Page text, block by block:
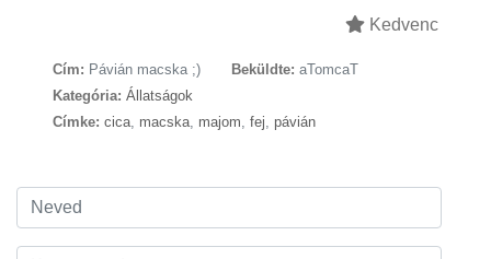
Kedvenc
Cím: Pávián macska ;) Beküldte: aTomcaT
Kategória: Állatságok
Címke: cica macska majom fej pávián